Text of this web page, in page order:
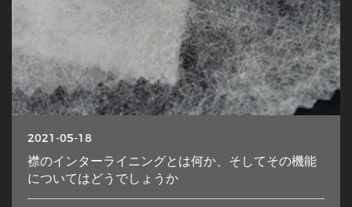
2021-05-18
襟のインターライニングとは何か、そしてその機能
についてはどうでしょうか